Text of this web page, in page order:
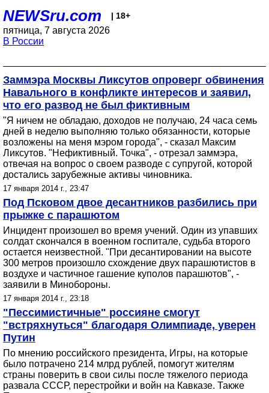
NEWSru.com | 18+
пятница, 7 августа 2026
В России
Заммэра Москвы Ликсутов опроверг обвинения
Навального в конфликте интересов и заявил,
что его развод не был фиктивным
"Я ничем не обладаю, доходов не получаю, 24 часа семь
дней в неделю выполняю только обязанности, которые
возложены на меня мэром города", - сказал Максим
Ликсутов. "Нефиктивный. Точка", - отрезал заммэра,
отвечая на вопрос о своем разводе с супругой, которой
достались зарубежные активы чиновника.
17 января 2014 г., 23:47
Под Псковом двое десантников разбились при
прыжке с парашютом
Инцидент произошел во время учений. Один из упавших
солдат скончался в военном госпитале, судьба второго
остается неизвестной. "При десантировании на высоте
300 метров произошло схождение двух парашютистов в
воздухе и частичное гашение куполов парашютов", -
заявили в Минобороны.
17 января 2014 г., 23:18
"Пессимистичные" россияне смогут
"встряхнуться" благодаря Олимпиаде, уверен
Путин
По мнению российского президента, Игры, на которые
было потрачено 214 млрд рублей, помогут жителям
страны поверить в свои силы после тяжелого периода
развала СССР, перестройки и войн на Кавказе. Также